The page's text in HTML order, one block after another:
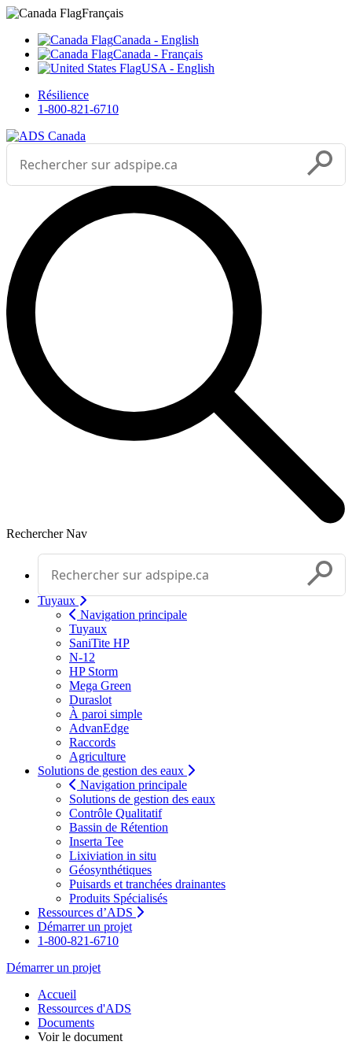
___



Sélectionnez votre langue
Français
Canada - English
Canada - Français
USA - English
Résilience
1-800-821-6710
Effectuer une recherche
Rechercher Nav
Effectuer une recherche
Tuyaux
Navigation principale
Tuyaux
SaniTite HP
N-12
HP Storm
Mega Green
Duraslot
À paroi simple
AdvanEdge
Raccords
Agriculture
Solutions de gestion des eaux
Navigation principale
Solutions de gestion des eaux
Contrôle Qualitatif
Bassin de Rétention
Inserta Tee
Lixiviation in situ
Géosynthétiques
Puisards et tranchées drainantes
Produits Spécialisés
Ressources d’ADS
Démarrer un projet
1-800-821-6710
Démarrer un projet
Accueil
Ressources d'ADS
Documents
Voir le document